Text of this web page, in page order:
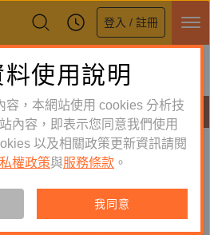
登入 / 註冊
上線
刻下載
新到舊 舊到新
有聲書
使用說明
容，本網站使用 cookies 分析技
內容，即表示您同意我們使用
以及相關政策更新資訊請閱
權政策與服務條款 。
我同意